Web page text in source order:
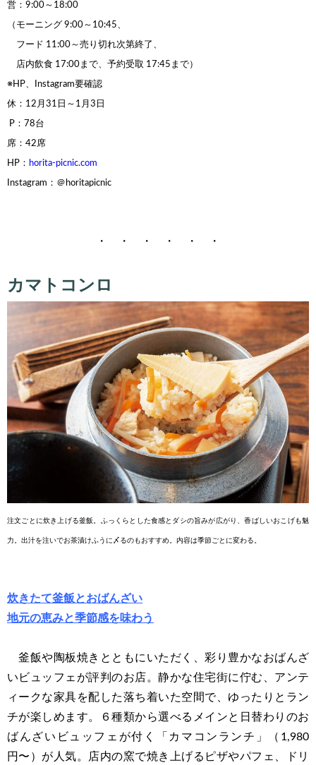
営：9:00～18:00
（モーニング 9:00～10:45、
フード 11:00～売り切れ次第終了、
店内飲食 17:00まで、 予約受取 17:45 まで）
※HP、Instagram要確認
休：12月31日～1月3日
P：78台
席：42席
HP： horita-picnic.com
Instagram：＠horitapicnic
・ ・ ・ ・ ・ ・
カマトコンロ
注文ごとに炊き上げる釜飯。ふっくらとした食感とダシの旨みが広がり、香ばしいおこげも魅
力。出汁を注いでお茶漬けふうに 〆るのもおすすめ。内容は季節ごとに変わる。
炊きたて釜飯とおばんざい
地元の恵みと季節感を味わう
釜飯や陶板焼きとともにいただく、彩り豊かなおばんざ
いビュッフェが評判のお店。静かな住宅街に佇む、アンテ
ィークな家具を配した落ち着いた空間で、ゆったりとラン
チが楽しめます。６種類から選べるメインと日替わりのお
ばんざいビュッフェが付く「カマコンランチ」（1,980
円〜）が人気。店内の窯で焼き上げるピザやパフェ、ドリ